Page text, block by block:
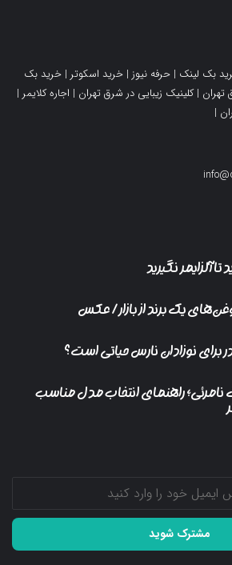
بک لینک | حرفه نیوز | خرید اسکوتر | خرید بک
تهران |کلینیک زیبایی در شرق تهران | اجاره کلایمر |
|
آلزایمر نگیرید
یک برند از بازار/ عکس
برای نوزادان نارس حیاتی است؟
راهنمای انتخاب مدل مناسب